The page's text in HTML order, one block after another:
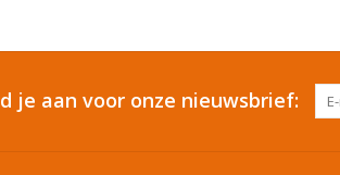
je aan voor onze nieuwsbrief: